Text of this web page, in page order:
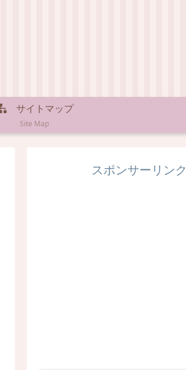
サイトマップ
Site Map
スポンサーリンク